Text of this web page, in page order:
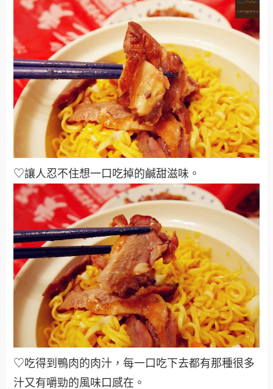
♡讓人忍不住想一口吃掉的鹹甜滋味 。
♡吃得到鴨肉的肉汁，每一口吃下去都有那種很多
汁又有嚼勁的風味口感在 。